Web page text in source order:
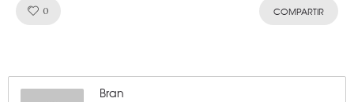
0 COMPARTIR
Bran